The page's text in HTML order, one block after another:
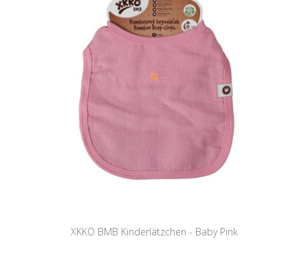
XKKO BMB Kinderlätzchen - Baby Pink